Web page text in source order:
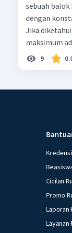
sebuah balok
dengan
Jika
maksimum
9
Cicilan
Promo
Laporan
Layanan